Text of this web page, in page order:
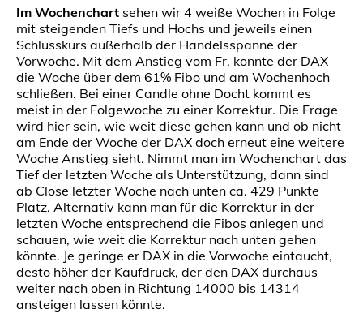
Im Wochenchart sehen wir 4 weiße Wochen in Folge
mit steigenden Tiefs und Hochs und jeweils einen
Schlusskurs außerhalb der Handelsspanne der
Vorwoche. Mit dem Anstieg vom Fr. konnte der DAX
die Woche über dem 61% Fibo und am Wochenhoch
schließen. Bei einer Candle ohne Docht kommt es
meist in der Folgewoche zu einer Korrektur. Die Frage
wird hier sein, wie weit diese gehen kann und ob nicht
am Ende der Woche der DAX doch erneut eine weitere
Woche Anstieg sieht. Nimmt man im Wochenchart das
Tief der letzten Woche als Unterstützung, dann sind
ab Close letzter Woche nach unten ca. 429 Punkte
Platz. Alternativ kann man für die Korrektur in der
letzten Woche entsprechend die Fibos anlegen und
schauen, wie weit die Korrektur nach unten gehen
könnte. Je geringe er DAX in die Vorwoche eintaucht,
desto höher der Kaufdruck, der den DAX durchaus
weiter nach oben in Richtung 14000 bis 14314
ansteigen lassen könnte.